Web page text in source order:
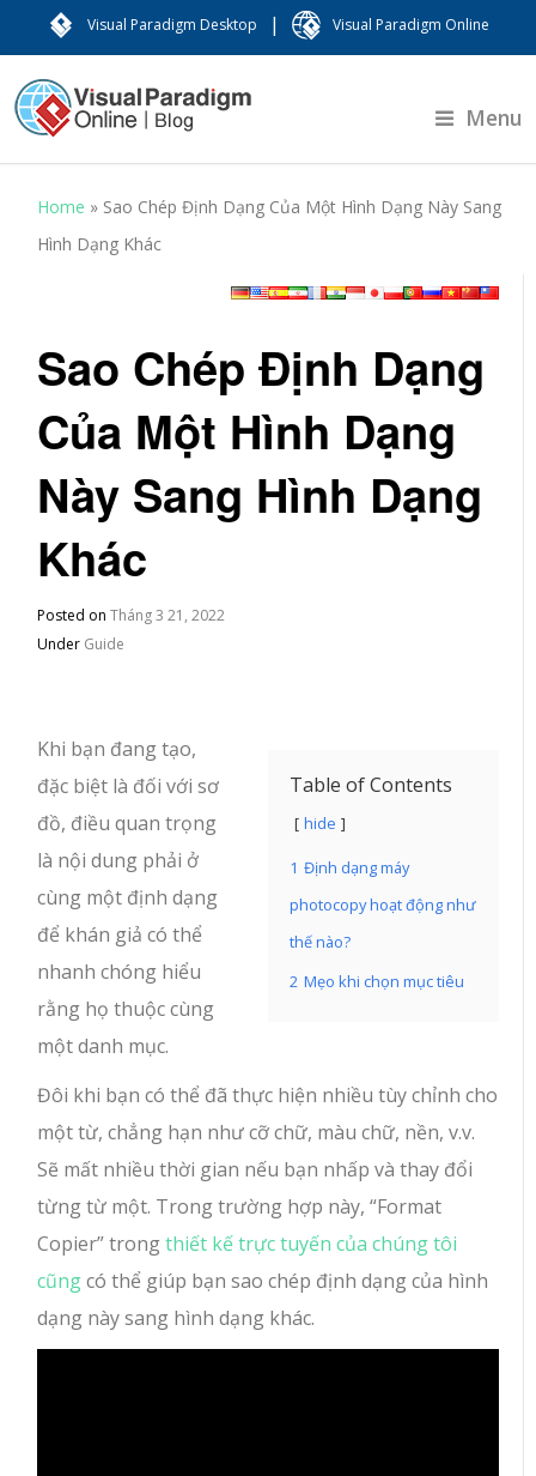
Visual Paradigm Desktop | Visual Paradigm Online
Menu
Home » Sao Chép Định Dạng Của Một Hình Dạng Này Sang
Hình Dạng Khác
Sao Chép Định Dạng
Của Một Hình Dạng
Này Sang Hình Dạng
Khác
Posted onTháng 3 21, 2022
Under Guide
Table of Contents
hide
1 Định dạng máy
photocopy hoạt động như
thế nào?
2 Mẹo khi chọn mục tiêu
Khi bạn đang tạo,
đặc biệt là đối với sơ
đồ, điều quan trọng
là nội dung phải ở
cùng một định dạng
để khán giả có thể
nhanh chóng hiểu
rằng họ thuộc cùng
một danh mục.
Đôi khi bạn có thể đã thực hiện nhiều tùy chỉnh cho
một từ, chẳng hạn như cỡ chữ, màu chữ, nền, v.v.
Sẽ mất nhiều thời gian nếu bạn nhấp và thay đổi
từng từ một. Trong trường hợp này, “Format
Copier” trongthiết kế trực tuyến của chúng tôi
cũngcó thể giúp bạn sao chép định dạng của hình
dạng này sang hình dạng khác.